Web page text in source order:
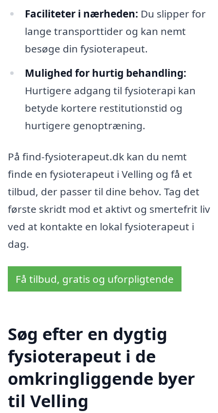
Faciliteter i nærheden: Du slipper for
lange transporttider og kan nemt
besøge din fysioterapeut.
Mulighed for hurtig behandling:
Hurtigere adgang til fysioterapi kan
betyde kortere restitutionstid og
hurtigere genoptræning.
På find-fysioterapeut.dk kan du nemt
finde en fysioterapeut i Velling og få et
tilbud, der passer til dine behov. Tag det
første skridt mod et aktivt og smertefrit liv
ved at kontakte en lokal fysioterapeut i
dag.
Få tilbud, gratis og uforpligtende
Søg efter en dygtig
fysioterapeut i de
omkringliggende byer
til Velling